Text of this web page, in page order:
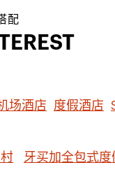
配
场酒店 度假酒店
牙买加全包式度